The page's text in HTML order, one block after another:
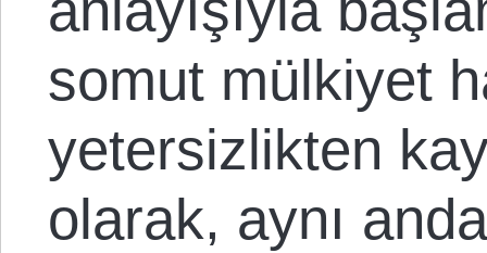
somut mülkiyet
yetersizlikten
olarak, aynı